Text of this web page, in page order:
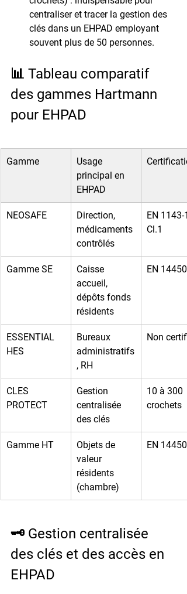
centraliser et tracer la gestion des
clés dans un EHPAD employant
souvent plus de 50 personnes.
📊 Tableau comparatif
des gammes Hartmann
pour EHPAD
Gamme
Usage
principal en
EHPAD
NEOSAFE
Direction,
médicaments
contrôlés
EN 1143-1
Cl.1
Gamme SE
Caisse
accueil,
dépôts fonds
résidents
EN 14450
ESSENTIAL
HES
Bureaux
administratifs
, RH
Non
CLES
PROTECT
Gestion
centralisée
des clés
10 à 300
crochets
Gamme HT
Objets de
valeur
résidents
(chambre)
EN 14450
🗝️ Gestion centralisée
des clés et des accès en
EHPAD